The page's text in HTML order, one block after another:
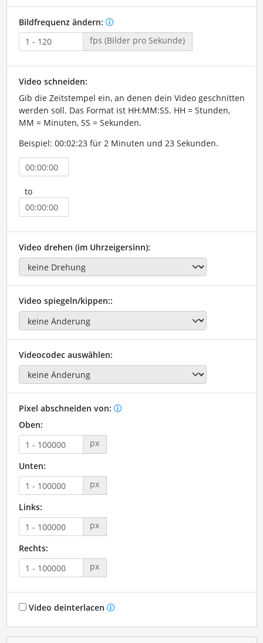
Bildfrequenz ändern:
fps (Bilder pro Sekunde)
Video schneiden:
Gib die Zeitstempel ein, an denen dein Video geschnitten
werden soll. Das Format ist HH:MM:SS. HH = Stunden,
MM = Minuten, SS = Sekunden.
Beispiel: 00:02:23 für 2 Minuten und 23 Sekunden.
to
Video drehen (im Uhrzeigersinn):
Video spiegeln/kippen::
Videocodec auswählen:
Pixel abschneiden von:
Oben:
px
Unten:
px
Links:
px
Rechts:
px
Video deinterlacen